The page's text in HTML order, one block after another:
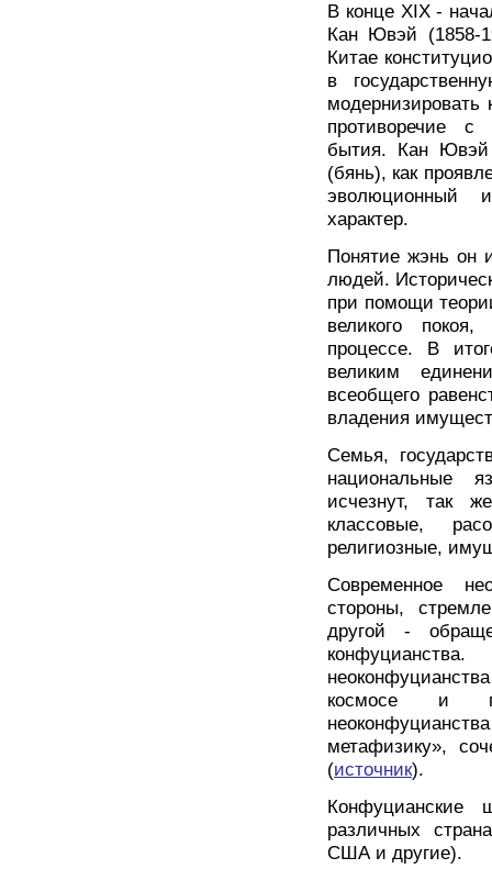
В конце XIX -
Кан Ювэй (1858-
Китае
в
модернизировать
противоречие с
бытия. Кан Ювэй
(бянь), как
эволюционный
характер.
Понятие жэнь он
людей.
при помощи
великого
процессе. В
великим
всеобщего
владения
Семья,
национальные
исчезнут, так
классовые,
религиозные,
Современное
стороны,
другой -
космосе и
метафизику»,
(источник).
Конфуцианские
различных
США и другие).